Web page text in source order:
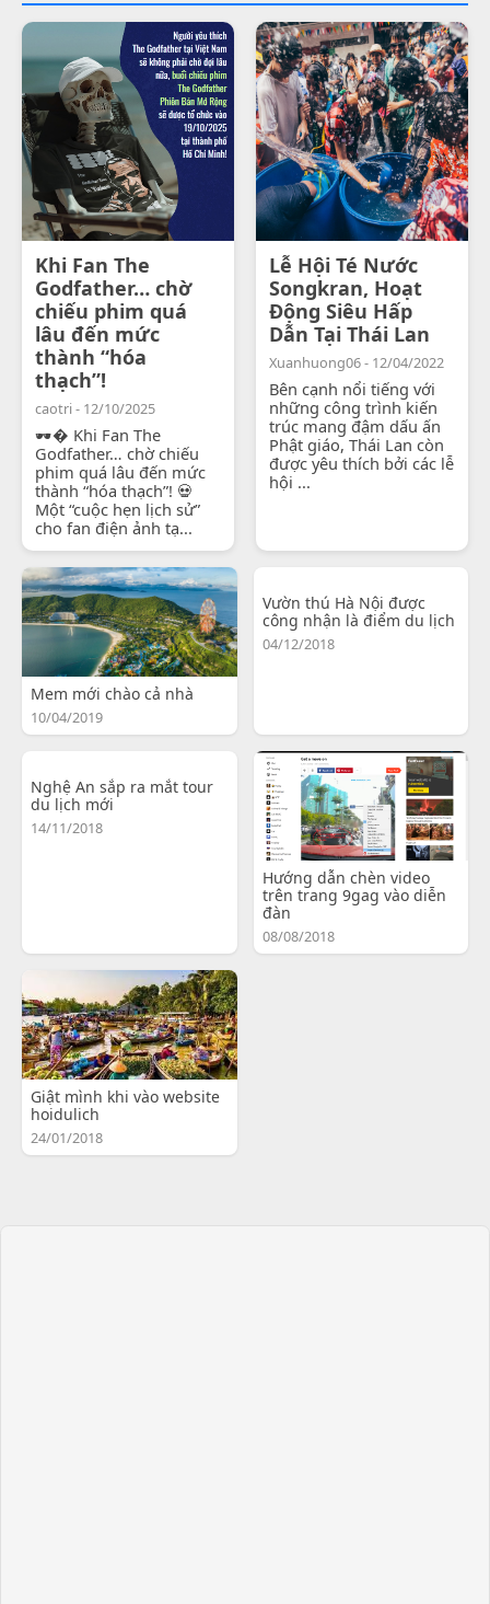
Khi Fan The
Godfather… chờ
chiếu phim quá
lâu đến mức
thành “hóa
thạch”!
caotri - 12/10/2025
🕶� Khi Fan The
Godfather… chờ chiếu
phim quá lâu đến mức
thành “hóa thạch”! 💀
Một “cuộc hẹn lịch sử”
cho fan điện ảnh tạ...
Lễ Hội Té Nước
Songkran, Hoạt
Động Siêu Hấp
Dẫn Tại Thái Lan
Xuanhuong06 - 12/04/2022
Bên cạnh nổi tiếng với
những công trình kiến
trúc mang đậm dấu ấn
Phật giáo, Thái Lan còn
được yêu thích bởi các lễ
hội ...
Mem mới chào cả nhà
10/04/2019
Vườn thú Hà Nội được
công nhận là điểm du lịch
04/12/2018
Nghệ An sắp ra mắt tour
du lịch mới
14/11/2018
Hướng dẫn chèn video
trên trang 9gag vào diễn
đàn
08/08/2018
Giật mình khi vào website
hoidulich
24/01/2018